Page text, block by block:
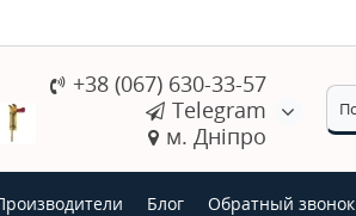
+38 (067) 630-33-57
Telegram
м. Дніпро
Блог Обратный звонок